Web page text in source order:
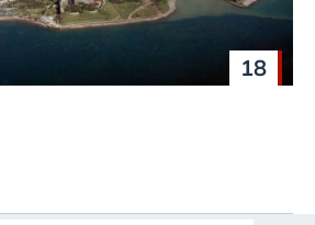
18